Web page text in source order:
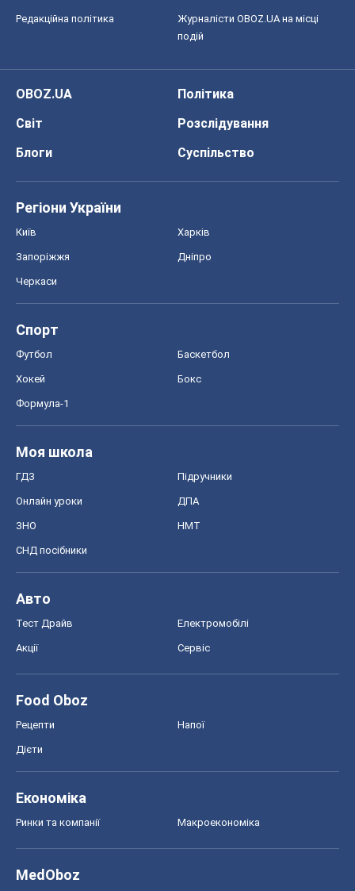
Редакційна політика
Журналісти OBOZ.UA на місці
подій
OBOZ.UA
Політика
Світ
Розслідування
Блоги
Суспільство
Регіони України
Київ Харків
Запоріжжя Дніпро
Черкаси
Спорт
Футбол Баскетбол
Хокей Бокс
Формула-1
Моя школа
ГДЗ Підручники
Онлайн уроки ДПА
ЗНО НМТ
СНД посібники
Авто
Тест Драйв Електромобілі
Акції Сервіс
Food Oboz
Рецепти Напої
Дієти
Економіка
Ринки та компанії Макроекономіка
MedOboz